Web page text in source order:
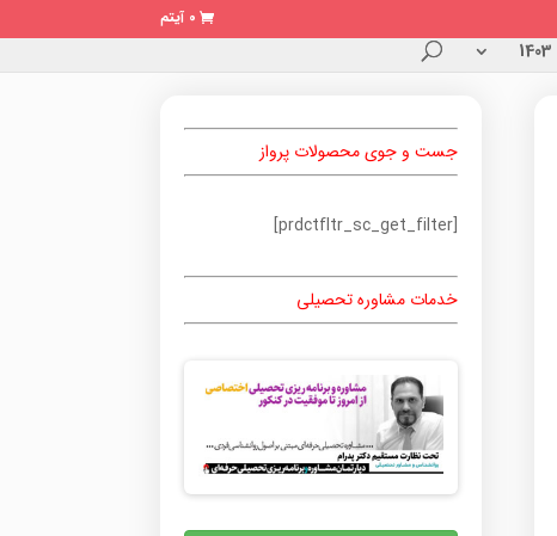
0 آیتم
جست و جوی محصولات پرواز
[prdctfltr_sc_get_filter]
خدمات مشاوره تحصیلی